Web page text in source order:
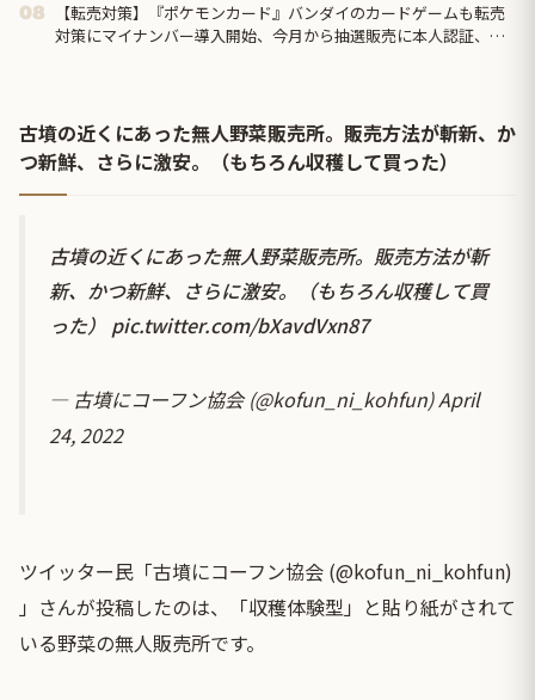
08
【転売対策】『ポケモンカード』バンダイのカードゲームも転売
対策にマイナンバー導入開始、今月から抽選販売に本人認証、公
古墳の近くにあった無人野菜販売所。販売方法が斬新、か
つ新鮮、さらに激安。（もちろん収穫して買った）
古墳の近くにあった無人野菜販売所。販売方法が斬
新、かつ新鮮、さらに激安。（もちろん収穫して買
った） pic.twitter.com/bXavdVxn87
— 古墳にコーフン協会 (@kofun_ni_kohfun)April
24, 2022
ツイッター民「古墳にコーフン協会 (@kofun_ni_kohfun)
」さんが投稿したのは、「収穫体験型」と貼り紙がされて
いる野菜の無人販売所です。